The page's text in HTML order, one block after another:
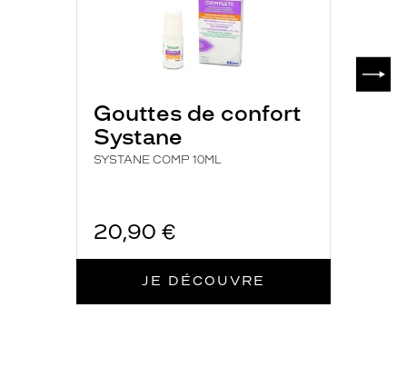
Gouttes de confort
Systane
SYSTANE COMP 10ML
20,90 €
JE DÉCOUVRE